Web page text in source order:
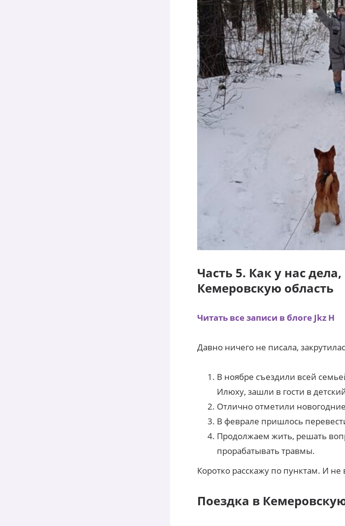
Часть 5. Как у нас
Кемеровскую область
Читать все записи в блоге Jkz H
Давно ничего не писала,
В ноябре съездили всей
Илюху, зашли в гости в
Отлично отметили
В феврале пришлось
Продолжаем жить, решать
прорабатывать травмы.
Коротко расскажу по пунктам. И не
Поездка в